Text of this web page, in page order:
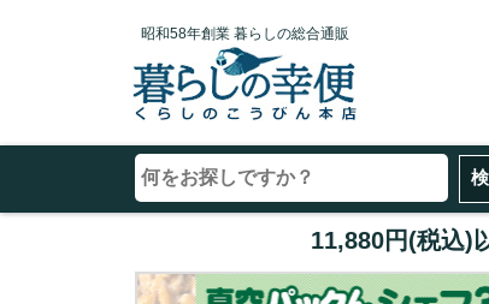
昭和58年創業 暮らしの総合通販
11,880円(税込)